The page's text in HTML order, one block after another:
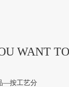
WANT
—按工艺分